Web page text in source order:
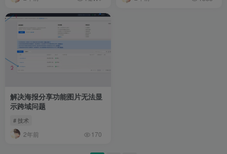
解决海报分享功能图片无法显
示跨域问题
# 技术
2年前 170